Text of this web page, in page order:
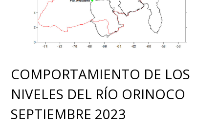
COMPORTAMIENTO DE LOS
NIVELES DEL RÍO ORINOCO
SEPTIEMBRE 2023